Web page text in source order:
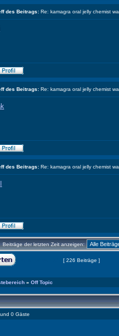
des Beitrags: Re: kamagra oral jelly chemist
des Beitrags: Re: kamagra oral jelly chemist
des Beitrags: Re: kamagra oral jelly chemist
Beiträge der letzten Zeit anzeigen:
[ 226 Beiträge ]
» Off Topic
0 Gäste